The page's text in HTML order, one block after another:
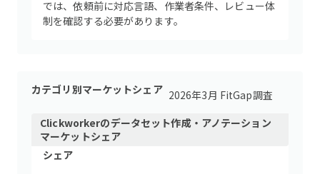
では、依頼前に対応言語、作業者条件、レビュー体
制を確認する必要があります。
カテゴリ別マーケットシェア 2026年3月 FitGap調査
Clickworkerのデータセット作成・アノテーション
マーケットシェア
シェア